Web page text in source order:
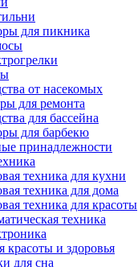
для пикника
от насекомых
для ремонта
для бассейна
для барбекю
принадлежности
техника для кухни
техника для дома
техника для красоты
техника
красоты и здоровья
для сна